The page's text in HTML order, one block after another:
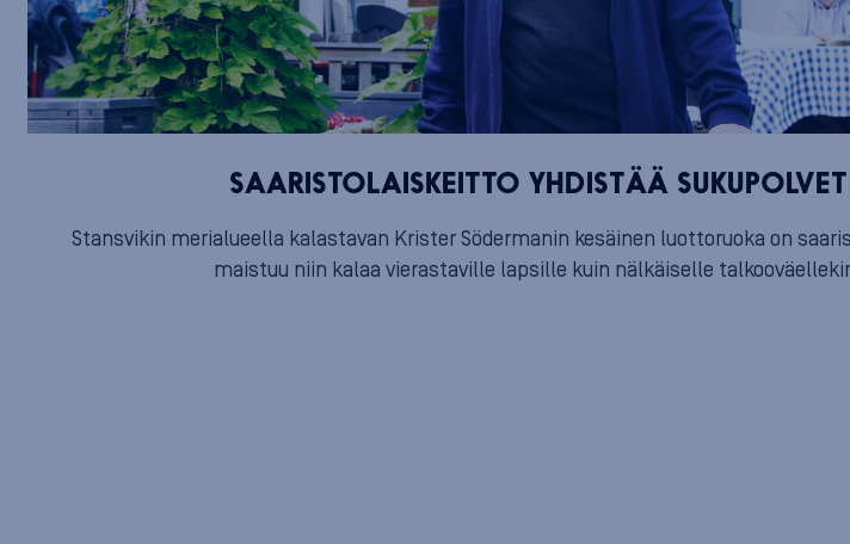
SAARISTOLAISKEITTO YHDISTÄÄ SUKUPOLVET
Stansvikin merialueella kalastavan Krister Södermanin kesäinen luottoruoka on
maistuu niin kalaa vierastaville lapsille kuin nälkäiselle